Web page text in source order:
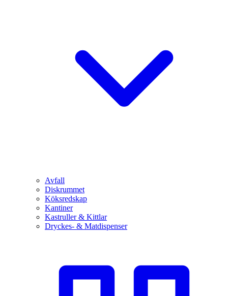
Avfall
Diskrummet
Köksredskap
Kantiner
Kastruller & Kittlar
Dryckes- & Matdispenser